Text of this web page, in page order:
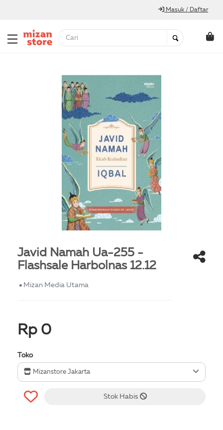
Masuk / Daftar
Javid Namah Ua-255 -
Flashsale Harbolnas 12.12
Mizan Media Utama
Rp 0
Toko
Mizanstore Jakarta
Stok Habis